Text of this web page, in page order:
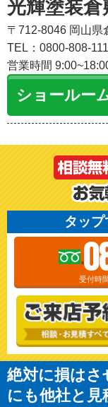
光輝塗装
〒712-8046 岡山県
TEL：0800-808-
営業時間
ショールー
タッ
受付時
絶対に損は
にも他社と見